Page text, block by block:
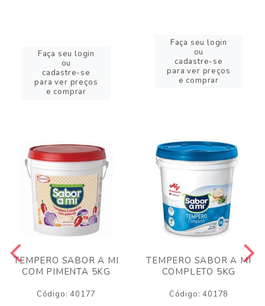
Faça seu login
ou
cadastre-se
para ver preços
e comprar
Faça seu login
ou
cadastre-se
para ver preços
e comprar
TEMPERO SABOR A MI
COM PIMENTA 5KG
Código: 40177
TEMPERO SABOR A MI
COMPLETO 5KG
Código: 40178